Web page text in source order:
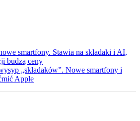
smartfony. Stawia na składaki i AI,
budzą ceny
„składaków”. Nowe smartfony i
Apple